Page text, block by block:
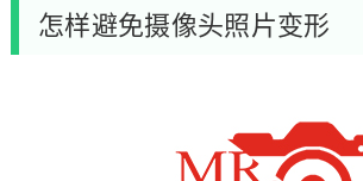
怎样避免摄像头照片变形